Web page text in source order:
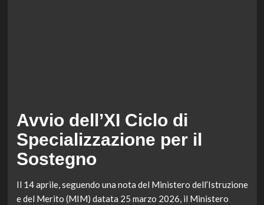
Avvio dell’XI Ciclo di
Specializzazione per il
Sostegno
Il 14 aprile, seguendo una nota del Ministero dell’Istruzione
e del Merito (MIM) datata 25 marzo 2026, il Ministero